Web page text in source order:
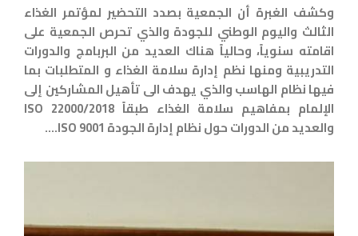
وكشف الغبرة أن الجمعية بصدد التحضير لمؤتمر الغذاء
الثالث واليوم الوطني للجودة والذي تحرص الجمعية على
اقامته سنوياً، وحالياً هناك العديد من البربامج والدورات
التدريبية ومنها نظم إدارة سلامة الغذاء و المتطلبات بما
فيها نظام الهاسب والذي يهدف الى تأهيل المشاركين إلى
الإلمام بمفاهيم سلامة الغذاء طبقاً ISO 22000/2018
والعديد من الدورات حول نظام إدارة الجودة ISO 9001….